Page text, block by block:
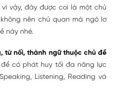
vì vậy, đây được coi là một chủ
nên chủ quan mà ngó lơ
này nhé.
từ nối, thành ngữ thuộc chủ đề
có phát huy tối đa năng lực
Listening, Reading và